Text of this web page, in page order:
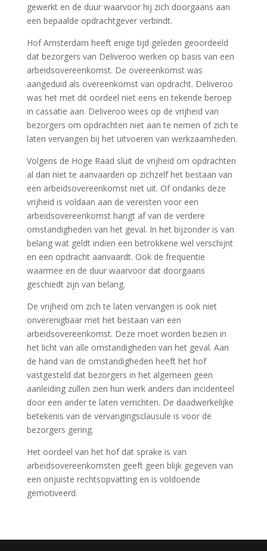
gewerkt en de duur waarvoor hij zich doorgaans aan
een bepaalde opdrachtgever verbindt.
Hof Amsterdam heeft enige tijd geleden geoordeeld
dat bezorgers van Deliveroo werken op basis van een
arbeidsovereenkomst. De overeenkomst was
aangeduid als overeenkomst van opdracht. Deliveroo
was het met dit oordeel niet eens en tekende beroep
in cassatie aan. Deliveroo wees op de vrijheid van
bezorgers om opdrachten niet aan te nemen of zich te
laten vervangen bij het uitvoeren van werkzaamheden.
Volgens de Hoge Raad sluit de vrijheid om opdrachten
al dan niet te aanvaarden op zichzelf het bestaan van
een arbeidsovereenkomst niet uit. Of ondanks deze
vrijheid is voldaan aan de vereisten voor een
arbeidsovereenkomst hangt af van de verdere
omstandigheden van het geval. In het bijzonder is van
belang wat geldt indien een betrokkene wel verschijnt
en een opdracht aanvaardt. Ook de frequentie
waarmee en de duur waarvoor dat doorgaans
geschiedt zijn van belang.
De vrijheid om zich te laten vervangen is ook niet
onverenigbaar met het bestaan van een
arbeidsovereenkomst. Deze moet worden bezien in
het licht van alle omstandigheden van het geval. Aan
de hand van de omstandigheden heeft het hof
vastgesteld dat bezorgers in het algemeen geen
aanleiding zullen zien hun werk anders dan incidenteel
door een ander te laten verrichten. De daadwerkelijke
betekenis van de vervangingsclausule is voor de
bezorgers gering.
Het oordeel van het hof dat sprake is van
arbeidsovereenkomsten geeft geen blijk gegeven van
een onjuiste rechtsopvatting en is voldoende
gemotiveerd.